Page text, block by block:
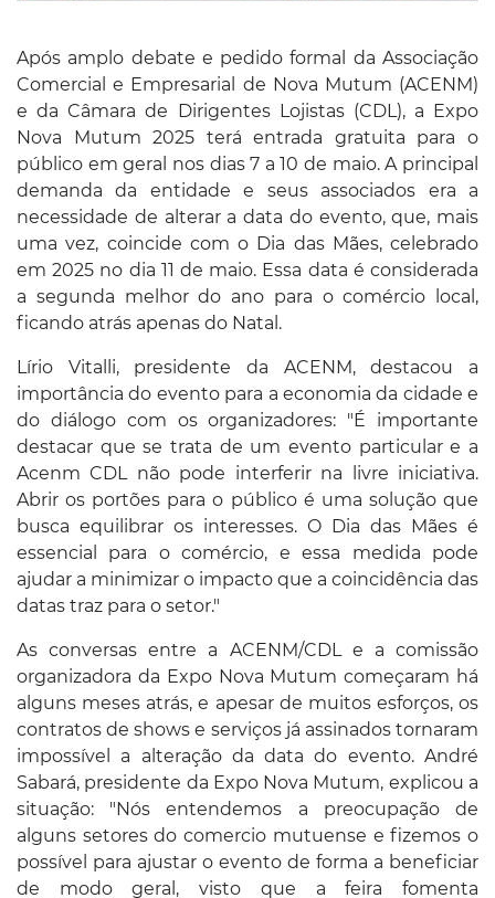
Após amplo debate e pedido formal da Associação
Comercial e Empresarial de Nova Mutum (ACENM)
e da Câmara de Dirigentes Lojistas (CDL), a Expo
Nova Mutum 2025 terá entrada gratuita para o
público em geral nos dias 7 a 10 de maio. A principal
demanda da entidade e seus associados era a
necessidade de alterar a data do evento, que, mais
uma vez, coincide com o Dia das Mães, celebrado
em 2025 no dia 11 de maio. Essa data é considerada
a segunda melhor do ano para o comércio local,
ficando atrás apenas do Natal.
Lírio Vitalli, presidente da ACENM, destacou a
importância do evento para a economia da cidade e
do diálogo com os organizadores: "É importante
destacar que se trata de um evento particular e a
Acenm CDL não pode interferir na livre iniciativa.
Abrir os portões para o público é uma solução que
busca equilibrar os interesses. O Dia das Mães é
essencial para o comércio, e essa medida pode
ajudar a minimizar o impacto que a coincidência das
datas traz para o setor."
As conversas entre a ACENM/CDL e a comissão
organizadora da Expo Nova Mutum começaram há
alguns meses atrás, e apesar de muitos esforços, os
contratos de shows e serviços já assinados tornaram
impossível a alteração da data do evento. André
Sabará, presidente da Expo Nova Mutum, explicou a
situação: "Nós entendemos a preocupação de
alguns setores do comercio mutuense e fizemos o
possível para ajustar o evento de forma a beneficiar
de modo geral, visto que a feira fomenta